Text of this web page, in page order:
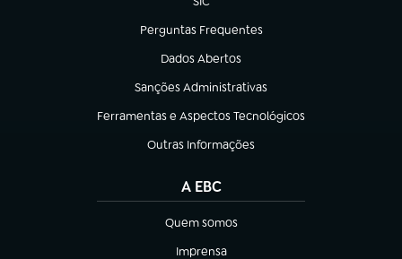
(abre em nova aba)
Perguntas Frequentes
(abre em nova aba)
Dados Abertos
(abre em nova aba)
Sanções Administrativas
(abre em nova aba)
Ferramentas e Aspectos Tecnológicos
(abre em nova aba)
Outras Informações
(abre em nova aba)
A EBC
Quem somos
(abre em nova aba)
Imprensa